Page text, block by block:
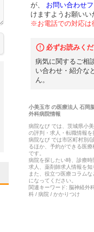
が、
お問い合わせ
けますようお願いい
※お電話での対応は
必ずお読みく
病気に関するご相
い合わせ・紹介な
ん。
小美玉市の医療法人 石岡
外科病院情報
病院なび では、 茨城県小
の評判・求人・転職情報を
病院なび では市区町村別/
るほか、予約ができる医
です。
病院を探したい時、診療
求人、薬剤師求人情報を知
また、役立つ医療コラム
になってください。
関連キーワード: 脳神経外
科 / 病院 / かかりつけ